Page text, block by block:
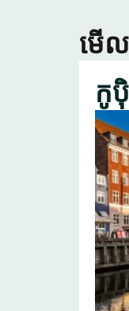
មើ
កូ